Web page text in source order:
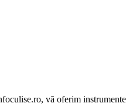
vă oferim